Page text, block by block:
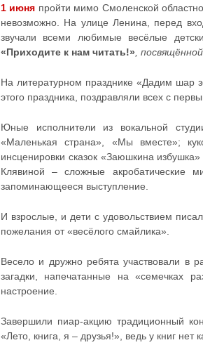
1 июня пройти мимо Смоленской
невозможно. На улице Ленина, перед
звучали всеми любимые весёлые
«Приходите к нам читать!» ,
На литературном празднике «Дадим шар
этого праздника, поздравляли всех с
Юные исполнители из вокальной
«Маленькая страна», «Мы вместе»;
инсценировки сказок «Заюшкина
Клявиной – сложные акробатические
запоминающееся выступление.
И взрослые, и дети с удовольствием
пожелания от «весёлого смайлика».
Весело и дружно ребята участвовали в
загадки, напечатанные на «семечках
настроение.
Завершили пиар-акцию традиционный
«Лето, книга, я – друзья!», ведь у книг нет